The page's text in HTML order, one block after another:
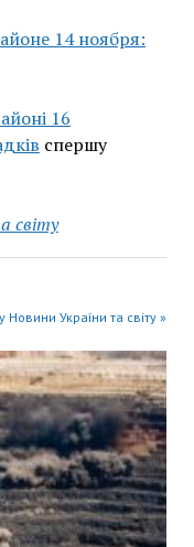
14 ноября:
16
спершу
світу
Новини України та світу »